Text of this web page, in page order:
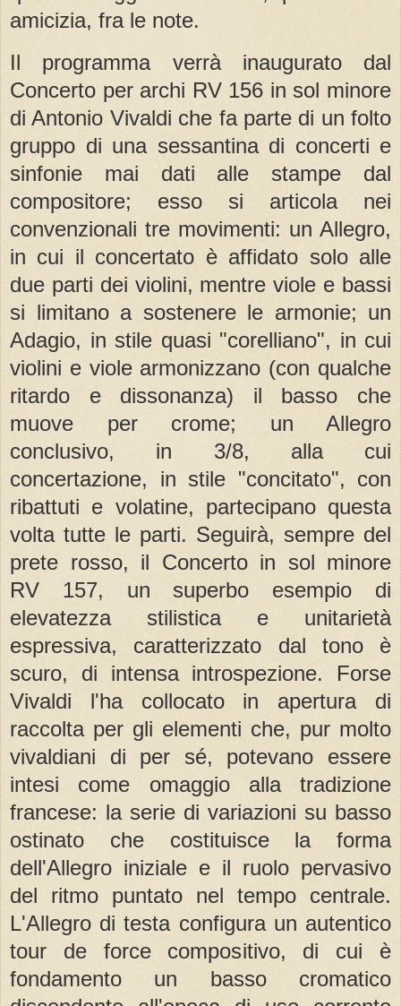
amicizia, fra le note.
Il programma verrà inaugurato dal
Concerto per archi RV 156 in sol minore
di Antonio Vivaldi che fa parte di un folto
gruppo di una sessantina di concerti e
sinfonie mai dati alle stampe dal
compositore; esso si articola nei
convenzionali tre movimenti: un Allegro,
in cui il concertato è affidato solo alle
due parti dei violini, mentre viole e bassi
si limitano a sostenere le armonie; un
Adagio, in stile quasi "corelliano", in cui
violini e viole armonizzano (con qualche
ritardo e dissonanza) il basso che
muove per crome; un Allegro
conclusivo, in 3/8, alla cui
concertazione, in stile "concitato", con
ribattuti e volatine, partecipano questa
volta tutte le parti. Seguirà, sempre del
prete rosso, il Concerto in sol minore
RV 157, un superbo esempio di
elevatezza stilistica e unitarietà
espressiva, caratterizzato dal tono è
scuro, di intensa introspezione. Forse
Vivaldi l'ha collocato in apertura di
raccolta per gli elementi che, pur molto
vivaldiani di per sé, potevano essere
intesi come omaggio alla tradizione
francese: la serie di variazioni su basso
ostinato che costituisce la forma
dell'Allegro iniziale e il ruolo pervasivo
del ritmo puntato nel tempo centrale.
L'Allegro di testa configura un autentico
tour de force compositivo, di cui è
fondamento un basso cromatico